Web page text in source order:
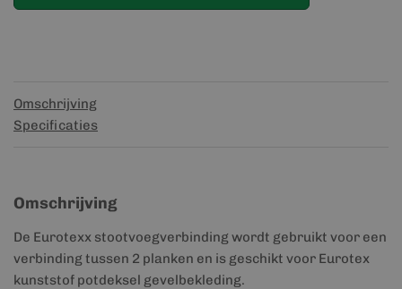
Omschrijving
Specificaties
Omschrijving
De Eurotexx stootvoegverbinding wordt gebruikt voor een
verbinding tussen 2 planken en is geschikt voor Eurotex
kunststof potdeksel gevelbekleding.